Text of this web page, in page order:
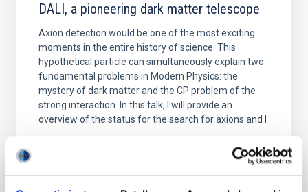
DALI, a pioneering dark matter telescope
Axion detection would be one of the most exciting
moments in the entire history of science. This
hypothetical particle can simultaneously explain two
fundamental problems in Modern Physics: the
mystery of dark matter and the CP problem of the
strong interaction. In this talk, I will provide an
overview of the status for the search for axions and I